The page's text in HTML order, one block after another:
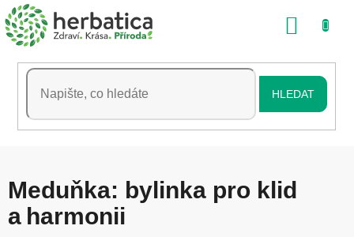
Přejít
na
obsah
HLEDAT
Meduňka: bylinka pro klid
a harmonii